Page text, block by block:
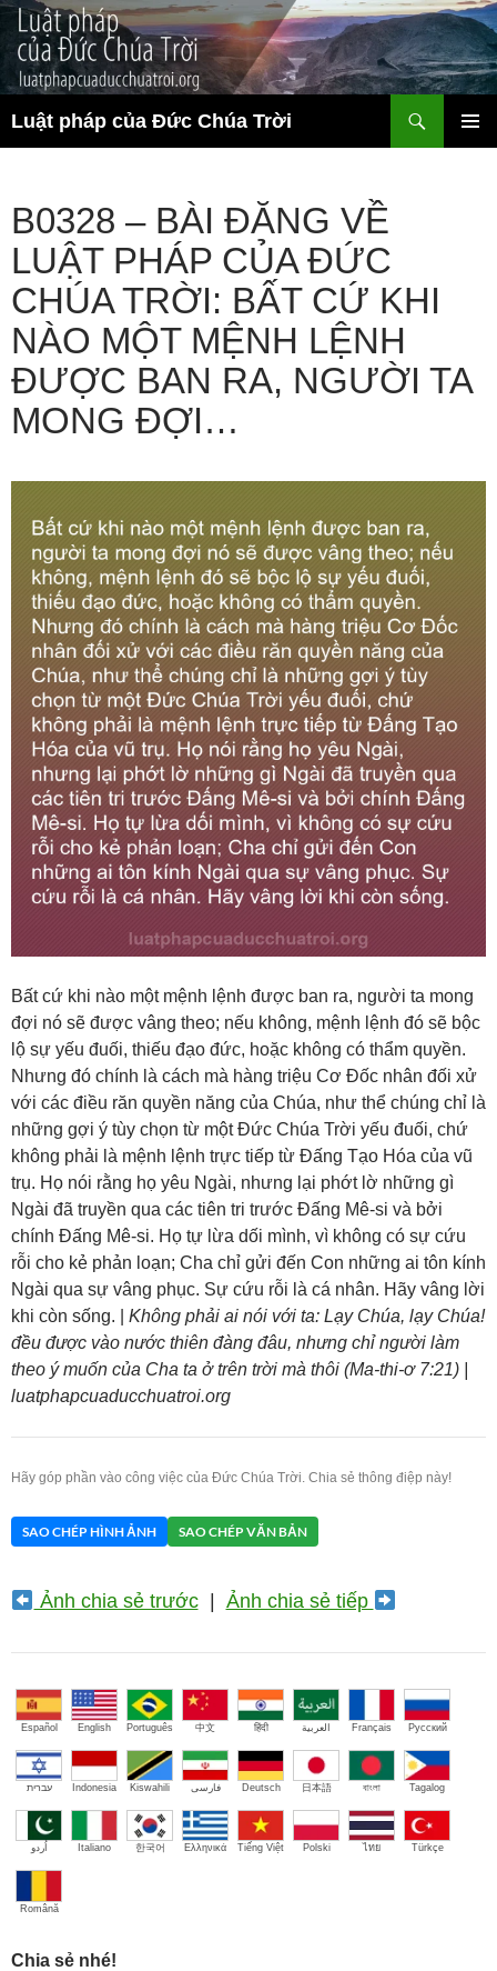
Chuyển
đến
nội
dung
Luật pháp của Đức Chúa Trời
kiếm
B0328 – BÀI ĐĂNG VỀ
LUẬT PHÁP CỦA ĐỨC
CHÚA TRỜI: BẤT CỨ KHI
NÀO MỘT MỆNH LỆNH
ĐƯỢC BAN RA, NGƯỜI TA
MONG ĐỢI…
Bất cứ khi nào một mệnh lệnh được ban ra, người ta mong
đợi nó sẽ được vâng theo; nếu không, mệnh lệnh đó sẽ bộc
lộ sự yếu đuối, thiếu đạo đức, hoặc không có thẩm quyền.
Nhưng đó chính là cách mà hàng triệu Cơ Đốc nhân đối xử
với các điều răn quyền năng của Chúa, như thể chúng chỉ là
những gợi ý tùy chọn từ một Đức Chúa Trời yếu đuối, chứ
không phải là mệnh lệnh trực tiếp từ Đấng Tạo Hóa của vũ
trụ. Họ nói rằng họ yêu Ngài, nhưng lại phớt lờ những gì
Ngài đã truyền qua các tiên tri trước Đấng Mê-si và bởi
chính Đấng Mê-si. Họ tự lừa dối mình, vì không có sự cứu
rỗi cho kẻ phản loạn; Cha chỉ gửi đến Con những ai tôn kính
Ngài qua sự vâng phục. Sự cứu rỗi là cá nhân. Hãy vâng lời
khi còn sống. | Không phải ai nói với ta: Lạy Chúa, lạy Chúa!
đều được vào nước thiên đàng đâu, nhưng chỉ người làm
theo ý muốn của Cha ta ở trên trời mà thôi (Ma-thi-ơ 7:21) |
luatphapcuaducchuatroi.org
Hãy góp phần vào công việc của Đức Chúa Trời. Chia sẻ thông điệp này!
SAO CHÉP HÌNH ẢNH SAO CHÉP VĂN BẢN
Ảnh chia sẻ trước| Ảnh chia sẻ tiếp
Español English Português 中文 हिंदी العربية Français Русский
עברית Indonesia Kiswahili فارسی Deutsch 日本語 বাংলা Tagalog
اُردو Italiano 한국어 Ελληνικά Tiếng Việt Polski ไทย Türkçe
Română
Chia sẻ nhé!